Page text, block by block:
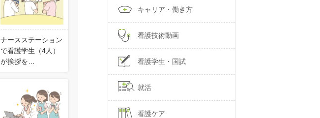
ナースステーション
で看護学生（4人）
が挨拶を…
キャリア・働き方
看護技術動画
看護学生・国試
就活
看護ケア